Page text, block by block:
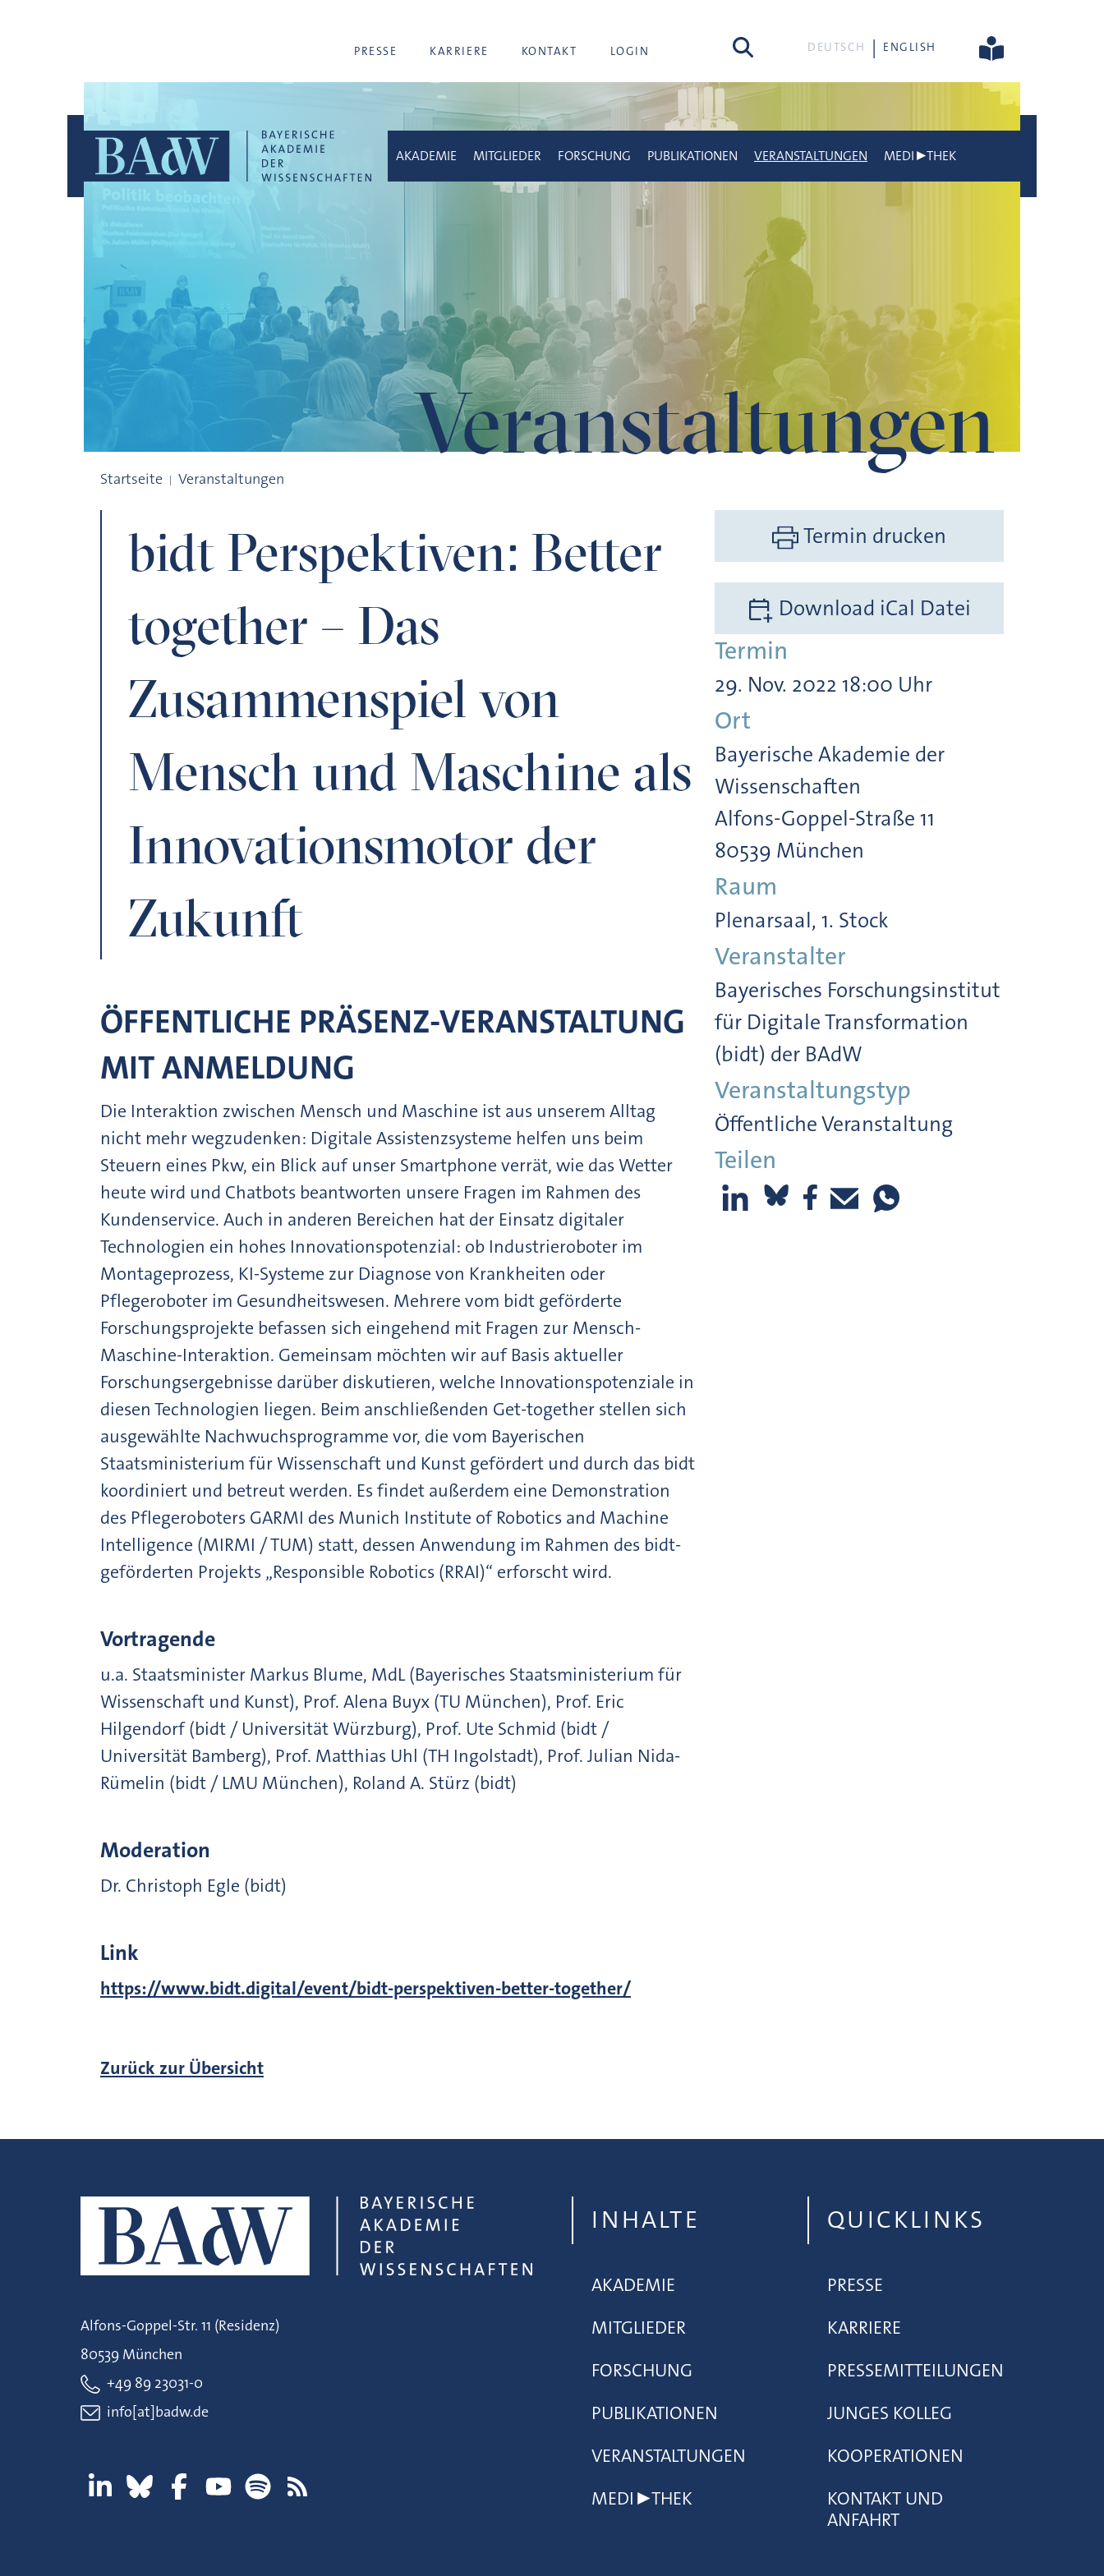
PRESSE KARRIERE KONTAKT LOGIN Suche DEUTSCH ENGLISH
Veranstaltungen
AKADEMIE MITGLIEDER FORSCHUNG PUBLIKATIONEN VERANSTALTUNGEN MEDI▶THEK
Startseite Veranstaltungen
bidt Perspektiven: Better
together – Das
Zusammenspiel von
Mensch und Maschine als
Innovationsmotor der
Zukunft
ÖFFENTLICHE PRÄSENZ-VERANSTALTUNG
MIT ANMELDUNG
Die Interaktion zwischen Mensch und Maschine ist aus unserem Alltag
nicht mehr wegzudenken: Digitale Assistenzsysteme helfen uns beim
Steuern eines Pkw, ein Blick auf unser Smartphone verrät, wie das Wetter
heute wird und Chatbots beantworten unsere Fragen im Rahmen des
Kundenservice. Auch in anderen Bereichen hat der Einsatz digitaler
Technologien ein hohes Innovationspotenzial: ob Industrieroboter im
Montageprozess, KI-Systeme zur Diagnose von Krankheiten oder
Pflegeroboter im Gesundheitswesen. Mehrere vom bidt geförderte
Forschungsprojekte befassen sich eingehend mit Fragen zur Mensch-
Maschine-Interaktion. Gemeinsam möchten wir auf Basis aktueller
Forschungsergebnisse darüber diskutieren, welche Innovationspotenziale in
diesen Technologien liegen. Beim anschließenden Get-together stellen sich
ausgewählte Nachwuchsprogramme vor, die vom Bayerischen
Staatsministerium für Wissenschaft und Kunst gefördert und durch das bidt
koordiniert und betreut werden. Es findet außerdem eine Demonstration
des Pflegeroboters GARMI des Munich Institute of Robotics and Machine
Intelligence (MIRMI / TUM) statt, dessen Anwendung im Rahmen des bidt-
geförderten Projekts „Responsible Robotics (RRAI)“ erforscht wird.
Vortragende
u.a. Staatsminister Markus Blume, MdL (Bayerisches Staatsministerium für
Wissenschaft und Kunst), Prof. Alena Buyx (TU München), Prof. Eric
Hilgendorf (bidt / Universität Würzburg), Prof. Ute Schmid (bidt /
Universität Bamberg), Prof. Matthias Uhl (TH Ingolstadt), Prof. Julian Nida-
Rümelin (bidt / LMU München), Roland A. Stürz (bidt)
Moderation
Dr. Christoph Egle (bidt)
Link
https://www.bidt.digital/event/bidt-perspektiven-better-together/
Termin drucken
Download iCal Datei
Termin
29. Nov. 2022 18:00 Uhr
Ort
Bayerische Akademie der
Wissenschaften
Alfons-Goppel-Straße 11
80539 München
Raum
Plenarsaal, 1. Stock
Veranstalter
Bayerisches Forschungsinstitut
für Digitale Transformation
(bidt) der BAdW
Veranstaltungstyp
Öffentliche Veranstaltung
Teilen
Zurück zur Übersicht
Alfons-Goppel-Str. 11 (Residenz)
80539 München
+49 89 23031-0
info[at]badw.de
INHALTE
AKADEMIE
MITGLIEDER
FORSCHUNG
PUBLIKATIONEN
VERANSTALTUNGEN
MEDI▶THEK
QUICKLINKS
PRESSE
KARRIERE
PRESSEMITTEILUNGEN
JUNGES KOLLEG
KOOPERATIONEN
KONTAKT UND
ANFAHRT